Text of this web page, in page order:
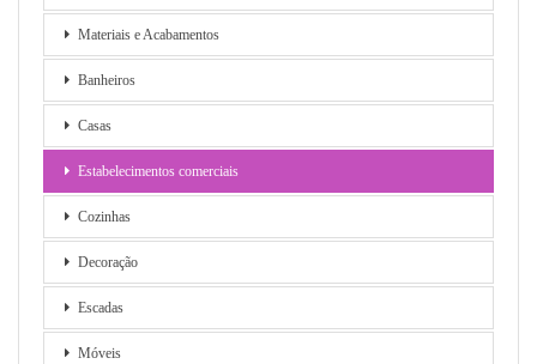
Materiais e Acabamentos
Banheiros
Casas
Estabelecimentos comerciais
Cozinhas
Decoração
Escadas
Móveis